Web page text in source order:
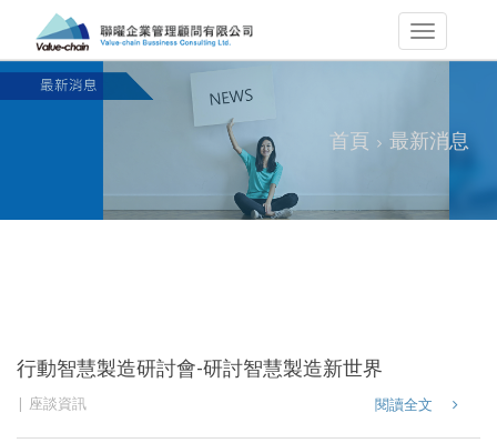
首頁 最新消息
行動智慧製造研討會-研討智慧製造新世界
座談資訊 閱讀全文